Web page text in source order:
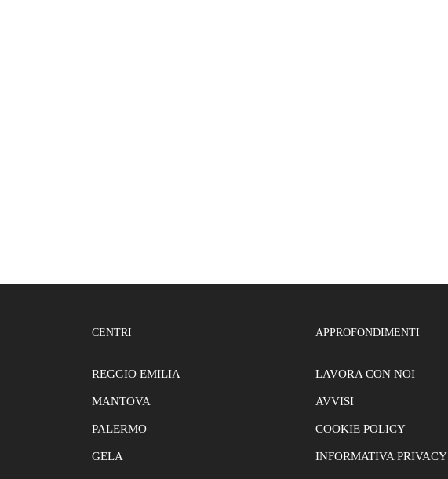
CENTRI
REGGIO EMILIA
MANTOVA
PALERMO
GELA
APPROFONDIMENTI
LAVORA CON NOI
AVVISI
COOKIE POLICY
INFORMATIVA PRIVACY